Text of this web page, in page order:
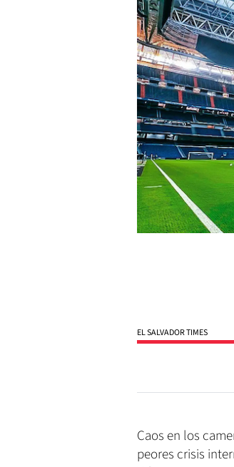
EL SALVADOR TIMES
Caos en los
peores crisis